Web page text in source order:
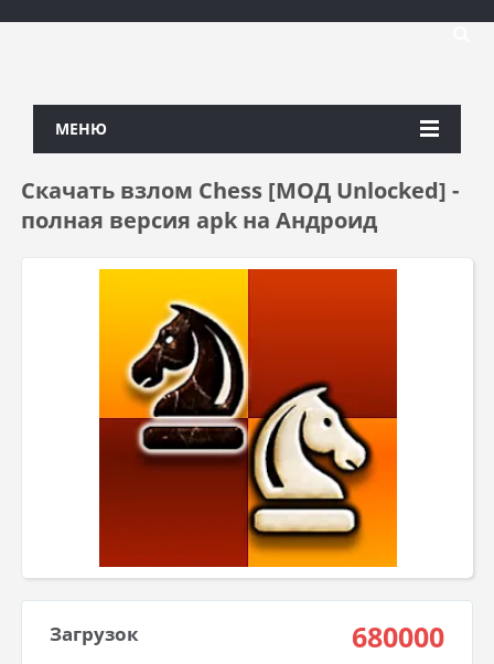
МЕНЮ
Скачать взлом Chess [МОД Unlocked] -
полная версия apk на Андроид
Загрузок 680000